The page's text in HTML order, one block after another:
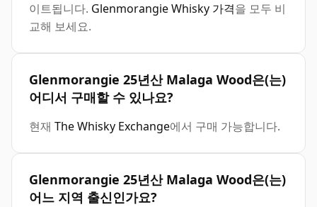
이트됩니다. Glenmorangie Whisky 가격을 모두 비
교해 보세요.
Glenmorangie 25년산 Malaga Wood은(는)
어디서 구매할 수 있나요?
현재 The Whisky Exchange에서 구매 가능합니다.
Glenmorangie 25년산 Malaga Wood은(는)
어느 지역 출신인가요?